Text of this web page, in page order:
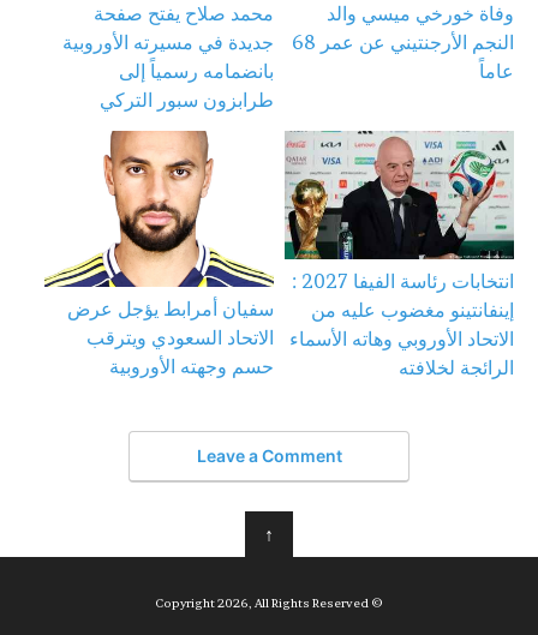
وفاة خورخي ميسي والد
النجم الأرجنتيني عن عمر 68
عاماً
محمد صلاح يفتح صفحة
جديدة في مسيرته الأوروبية
بانضمامه رسمياً إلى
طرابزون سبور التركي
انتخابات رئاسة الفيفا 2027 :
إينفانتينو مغضوب عليه من
الاتحاد الأوروبي وهاته الأسماء
الرائجة لخلافته
سفيان أمرابط يؤجل عرض
الاتحاد السعودي ويترقب
حسم وجهته الأوروبية
Leave a Comment
↑
© Copyright 2026, All Rights Reserved